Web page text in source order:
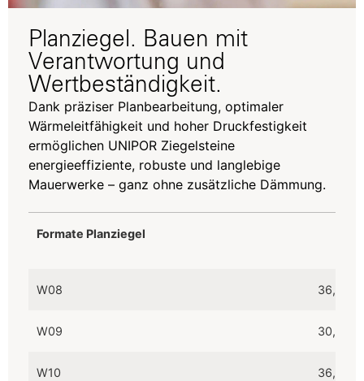
Planziegel. Bauen mit
Verantwortung und
Wertbeständigkeit.
Dank präziser Planbearbeitung, optimaler
Wärmeleitfähigkeit und hoher Druckfestigkeit
ermöglichen UNIPOR Ziegelsteine
energieeffiziente, robuste und langlebige
Mauerwerke – ganz ohne zusätzliche Dämmung.
Formate Planziegel
W08
36,5 /
W09 30,0 /
W10 36,5 /